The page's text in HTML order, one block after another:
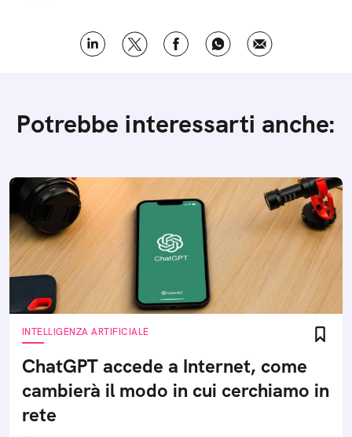
Potrebbe interessarti anche:
INTELLIGENZA ARTIFICIALE
ChatGPT accede a Internet, come
cambierà il modo in cui cerchiamo in
rete